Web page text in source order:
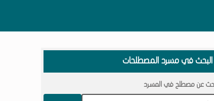
البحث في مسرد المصطلحات
عن مصطلح في المسرد